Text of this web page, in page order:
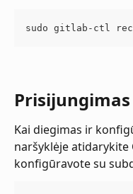
sudo gitlab-ctl
Kai diegimas ir
naršyklėje atidarykite
konfigūravote su